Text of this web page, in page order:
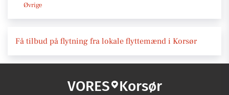
Øvrige
Få tilbud på flytning fra lokale flyttemænd i Korsør
VORES Korsør